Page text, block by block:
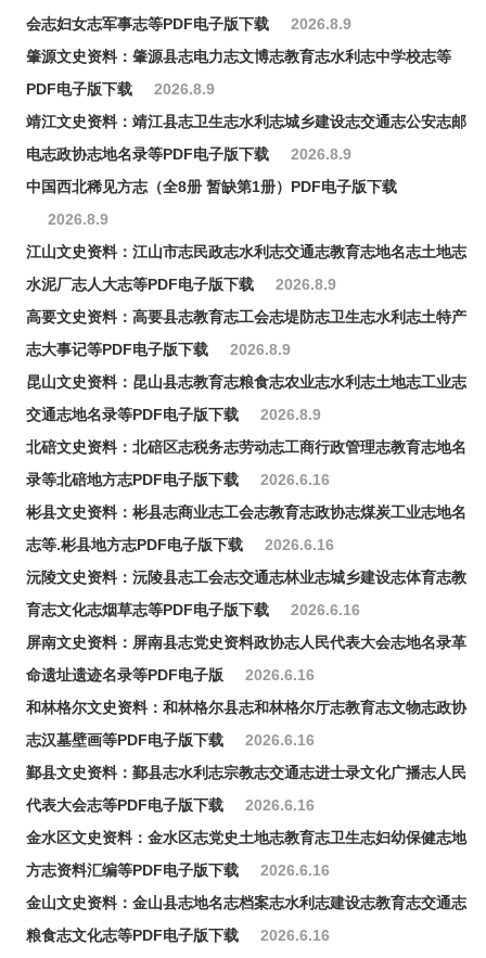
会志妇女志军事志等PDF电子版下载
2026.8.9
肇源文史资料：肇源县志电力志文博志教育志水利志中学校志等
PDF电子版下载
2026.8.9
靖江文史资料：靖江县志卫生志水利志城乡建设志交通志公安志邮
电志政协志地名录等PDF电子版下载
2026.8.9
中国西北稀见方志（全8册 暂缺第1册）PDF电子版下载
2026.8.9
江山文史资料：江山市志民政志水利志交通志教育志地名志土地志
水泥厂志人大志等PDF电子版下载
2026.8.9
高要文史资料：高要县志教育志工会志堤防志卫生志水利志土特产
志大事记等PDF电子版下载
2026.8.9
昆山文史资料：昆山县志教育志粮食志农业志水利志土地志工业志
交通志地名录等PDF电子版下载
2026.8.9
北碚文史资料：北碚区志税务志劳动志工商行政管理志教育志地名
录等北碚地方志PDF电子版下载
2026.6.16
彬县文史资料：彬县志商业志工会志教育志政协志煤炭工业志地名
志等.彬县地方志PDF电子版下载
2026.6.16
沅陵文史资料：沅陵县志工会志交通志林业志城乡建设志体育志教
育志文化志烟草志等PDF电子版下载
2026.6.16
屏南文史资料：屏南县志党史资料政协志人民代表大会志地名录革
命遗址遗迹名录等PDF电子版
2026.6.16
和林格尔文史资料：和林格尔县志和林格尔厅志教育志文物志政协
志汉墓壁画等PDF电子版下载
2026.6.16
鄞县文史资料：鄞县志水利志宗教志交通志进士录文化广播志人民
代表大会志等PDF电子版下载
2026.6.16
金水区文史资料：金水区志党史土地志教育志卫生志妇幼保健志地
方志资料汇编等PDF电子版下载
2026.6.16
金山文史资料：金山县志地名志档案志水利志建设志教育志交通志
粮食志文化志等PDF电子版下载
2026.6.16